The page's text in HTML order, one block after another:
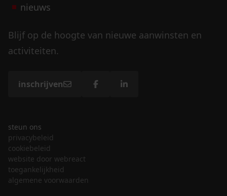
nieuws
Blijf op de hoogte van nieuwe aanwinsten en
activiteiten.
inschrijven
steun ons
privacybeleid
cookiebeleid
website door webreact
toegankelijkheid
algemene voorwaarden